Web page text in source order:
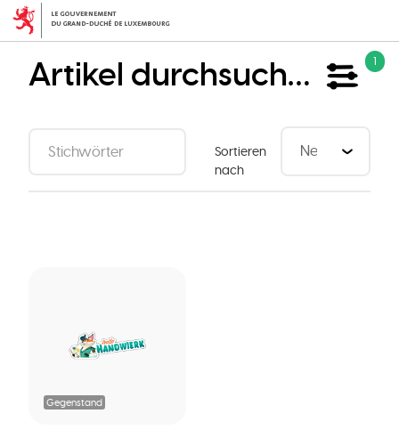
Direkt
zum
Artikel durchsuchen 1
Sortieren
nach
Gegenstand